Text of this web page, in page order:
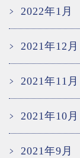
2022年1月
2021年12月
2021年11月
2021年10月
2021年9月